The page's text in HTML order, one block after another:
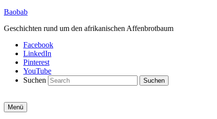
Baobab
Geschichten rund um den afrikanischen Affenbrotbaum
Facebook
LinkedIn
Pinterest
YouTube
Suchen
Menü